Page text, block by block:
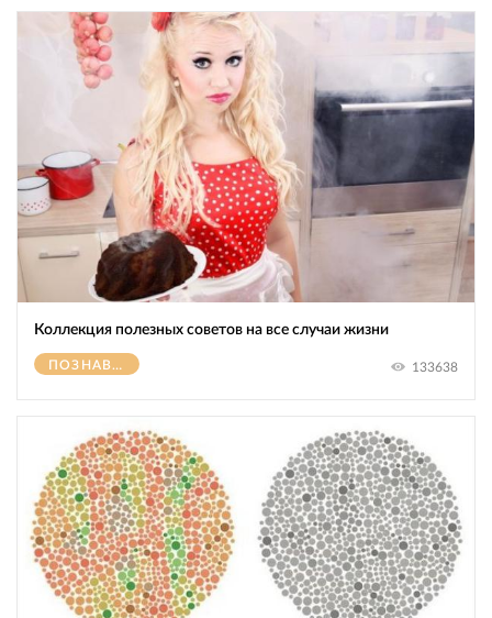
Коллекция полезных советов на все случаи жизни
ПОЗНАВАТЕЛЬНОЕ 133638